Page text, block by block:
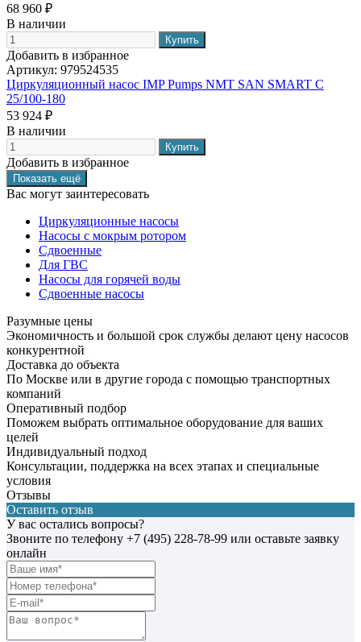
68 960 ₽
В наличии
Добавить в избранное
Артикул: 979524535
Циркуляционный насос IMP Pumps NMT SAN SMART C
25/100-180
53 924 ₽
В наличии
Добавить в избранное
Вас могут заинтересовать
Циркуляционные насосы
Насосы с мокрым ротором
Сдвоенные
Для ГВС
Насосы для горячей воды
Сдвоенные насосы
Разумные цены
Экономичность и большой срок службы делают цену насосов
конкурентной
Доставка до объекта
По Москве или в другие города с помощью транспортных
компаний
Оперативный подбор
Поможем выбрать оптимальное оборудование для ваших
целей
Индивидуальный подход
Консультации, поддержка на всех этапах и специальные
условия
Отзывы
Оставить отзыв
У вас остались вопросы?
Звоните по телефону +7 (495) 228-78-99 или оставьте заявку
онлайн